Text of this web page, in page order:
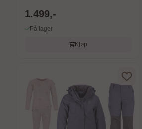
1.499,-
På lager
Kjøp